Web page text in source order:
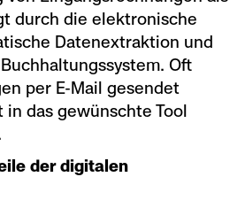
durch die elektronische
Datenextraktion und
Oft
per E-Mail gesendet
das gewünschte Tool
der digitalen